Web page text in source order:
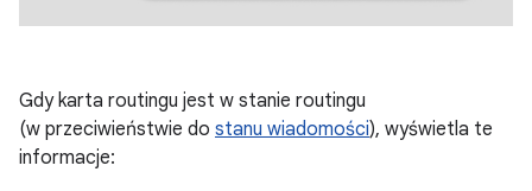
Gdy karta routingu jest w stanie routingu
(w przeciwieństwie do stanu wiadomości), wyświetla te
informacje: